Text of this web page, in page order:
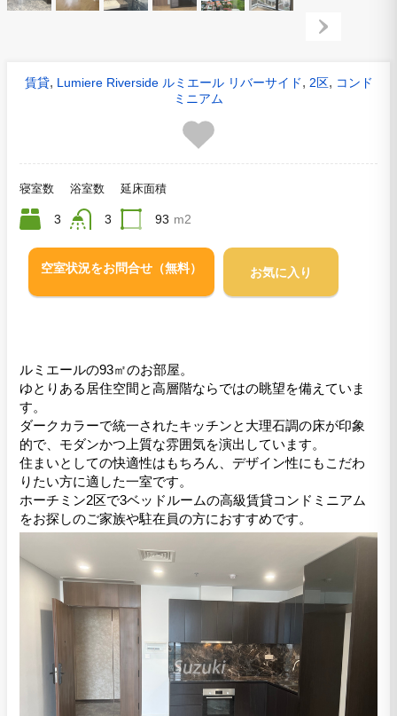
賃貸, Lumiere Riverside ルミエール リバーサイド, 2区, コンド
ミニアム
寝室数
3
浴室数
3
延床面積
93 m2
空室状況をお問合せ（無料） お気に入り
ルミエールの93㎡のお部屋。
ゆとりある居住空間と高層階ならではの眺望を備えていま
す。
ダークカラーで統一されたキッチンと大理石調の床が印象
的で、モダンかつ上質な雰囲気を演出しています。
住まいとしての快適性はもちろん、デザイン性にもこだわ
りたい方に適した一室です。
ホーチミン2区で3ベッドルームの高級賃貸コンドミニアム
をお探しのご家族や駐在員の方におすすめです。